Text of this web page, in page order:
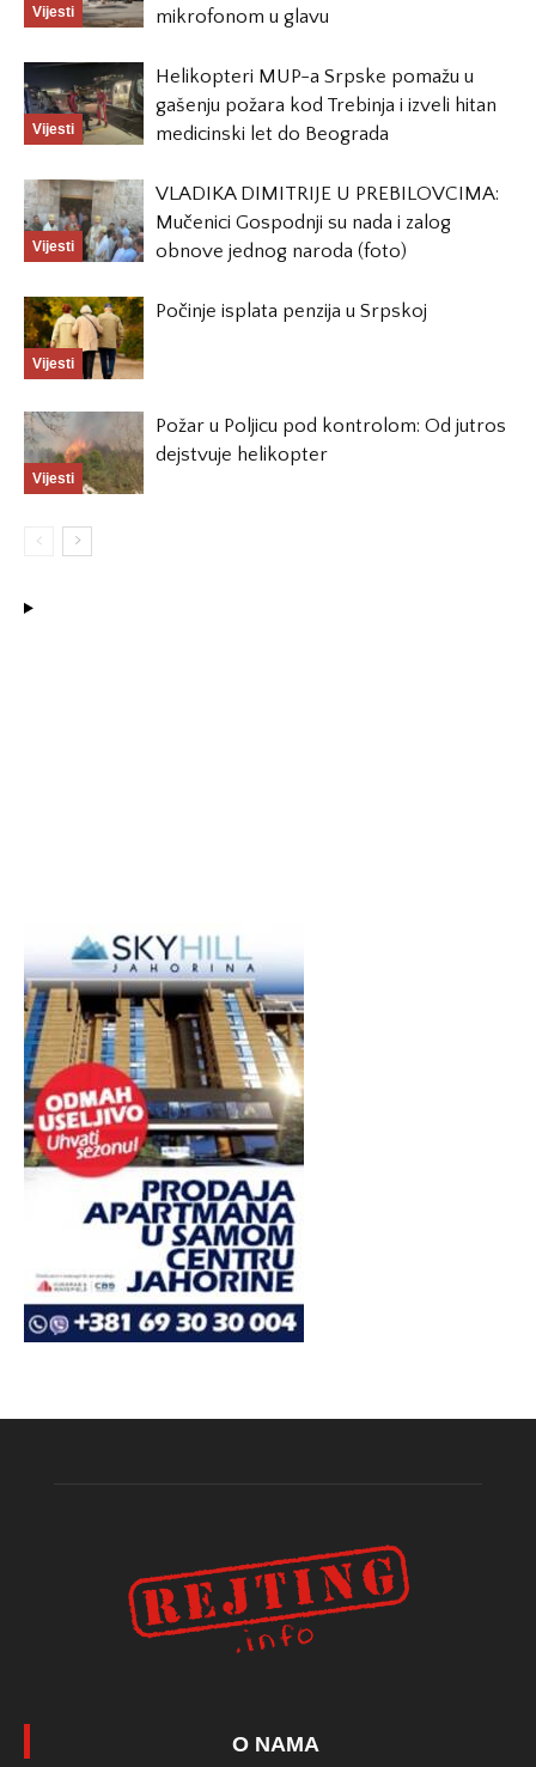
Vijesti
mikrofonom u glavu
Vijesti
Helikopteri MUP-a Srpske pomažu u
gašenju požara kod Trebinja i izveli hitan
medicinski let do Beograda
Vijesti
VLADIKA DIMITRIJE U PREBILOVCIMA:
Mučenici Gospodnji su nada i zalog
obnove jednog naroda (foto)
Vijesti
Počinje isplata penzija u Srpskoj
Vijesti
Požar u Poljicu pod kontrolom: Od jutros
dejstvuje helikopter
O NAMA